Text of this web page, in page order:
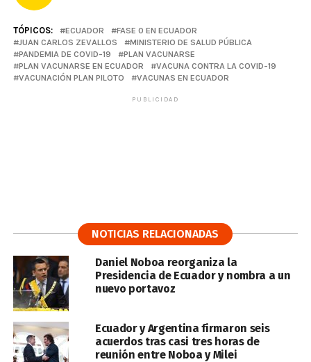
TÓPICOS: ECUADOR
FASE 0 EN ECUADOR
JUAN CARLOS ZEVALLOS
MINISTERIO DE SALUD PÚBLICA
PANDEMIA DE COVID-19
PLAN VACUNARSE
PLAN VACUNARSE EN ECUADOR
VACUNA CONTRA LA COVID-19
VACUNACIÓN PLAN PILOTO
VACUNAS EN ECUADOR
PUBLICIDAD
NOTICIAS RELACIONADAS
Daniel Noboa reorganiza la
Presidencia de Ecuador y nombra a un
nuevo portavoz
Ecuador y Argentina firmaron seis
acuerdos tras casi tres horas de
reunión entre Noboa y Milei